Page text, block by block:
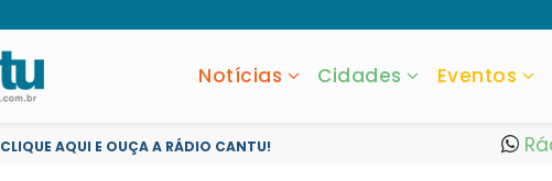
Notícias Cidades Eventos
CLIQUE AQUI E OUÇA A RÁDIO CANTU!